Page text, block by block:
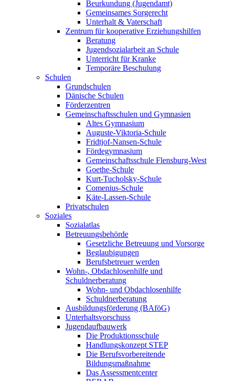
Beurkundung (Jugendamt)
Gemeinsames Sorgerecht
Unterhalt & Vaterschaft
Zentrum für kooperative Erziehungshilfen
Beratung
Jugendsozialarbeit an Schule
Unterricht für Kranke
Temporäre Beschulung
Schulen
Grundschulen
Dänische Schulen
Förderzentren
Gemeinschaftsschulen und Gymnasien
Altes Gymnasium
Auguste-Viktoria-Schule
Fridtjof-Nansen-Schule
Fördegymnasium
Gemeinschaftsschule Flensburg-West
Goethe-Schule
Kurt-Tucholsky-Schule
Comenius-Schule
Käte-Lassen-Schule
Privatschulen
Soziales
Sozialatlas
Betreuungsbehörde
Gesetzliche Betreuung und Vorsorge
Beglaubigungen
Berufsbetreuer werden
Wohn-, Obdachlosenhilfe und
Schuldnerberatung
Wohn- und Obdachlosenhilfe
Schuldnerberatung
Ausbildungsförderung (BAföG)
Unterhaltsvorschuss
Jugendaufbauwerk
Die Produktionsschule
Handlungskonzept STEP
Die Berufsvorbereitende
Bildungsmaßnahme
Das Assessmentcenter